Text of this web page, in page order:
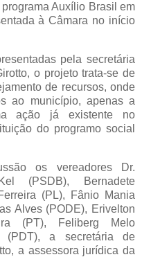
Auxílio Brasil em
à Câmara no início
pela secretária
o projeto trata-se de
de recursos, onde
ao município, apenas a
ação já existente no
do programo social
os vereadores Dr.
(PSDB), Bernadete
(PL), Fânio Mania
Alves (PODE), Erivelton
(PT), Feliberg Melo
(PDT), a secretária de
a assessora jurídica da